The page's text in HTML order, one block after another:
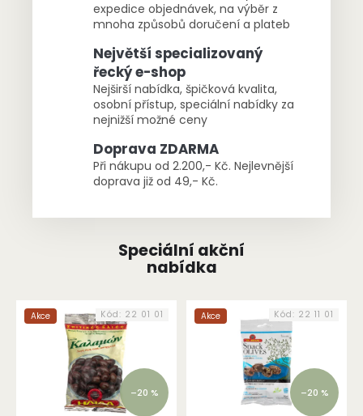
o
e
expedice objednávek, na výběr z
mnoha způsobů doručení a plateb
Největší specializovaný
řecký e-shop
Nejširší nabídka, špičková kvalita,
osobní přístup, speciální nabídky za
nejnižší možné ceny
Doprava ZDARMA
Při nákupu od 2.200,- Kč. Nejlevnější
doprava již od 49,- Kč.
Speciální akční
nabídka
Akce
–20 %
Kód: 22 01 01 Akce
–20 %
Kód: 22 11 01